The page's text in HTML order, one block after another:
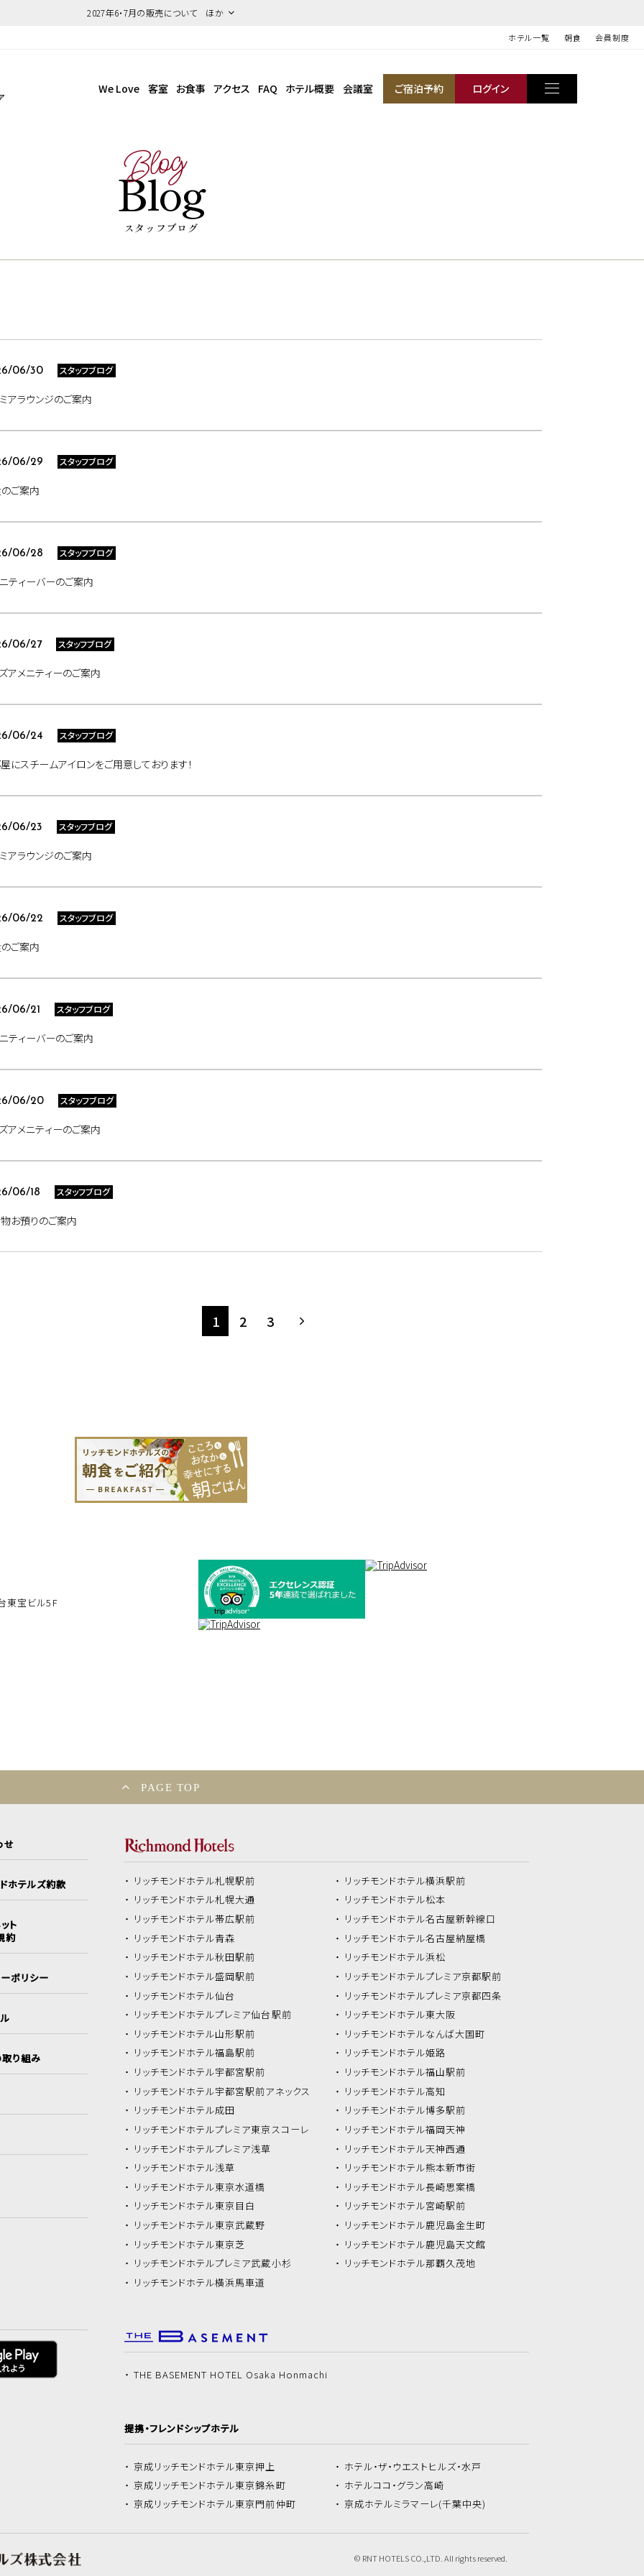
2027年6・7月の販売について ほか
ホテル一覧 朝食 会員制度
We Love 客室 お食事 アクセス FAQ ホテル概要 会議室 ご宿泊予約 ログイン
Blog
Blog
スタッフブログ
06/30 スタッフブログ
アラウンジのご案内
06/29 スタッフブログ
ご案内
06/28 スタッフブログ
ティーバーのご案内
06/27 スタッフブログ
アメニティーのご案内
06/24 スタッフブログ
にスチームアイロンをご用意しております！
06/23 スタッフブログ
アラウンジのご案内
06/22 スタッフブログ
ご案内
06/21 スタッフブログ
ティーバーのご案内
06/20 スタッフブログ
アメニティーのご案内
06/18 スタッフブログ
お預りのご案内
1 2 3
東宝ビル5F
PAGE TOP
せ
ホテルズ約款
ト
約
ポリシー
り組み
リッチモンドホテル札幌駅前
リッチモンドホテル札幌大通
リッチモンドホテル帯広駅前
リッチモンドホテル青森
リッチモンドホテル秋田駅前
リッチモンドホテル盛岡駅前
リッチモンドホテル仙台
リッチモンドホテルプレミア仙台駅前
リッチモンドホテル山形駅前
リッチモンドホテル福島駅前
リッチモンドホテル宇都宮駅前
リッチモンドホテル宇都宮駅前アネックス
リッチモンドホテル成田
リッチモンドホテルプレミア東京スコーレ
リッチモンドホテルプレミア浅草
リッチモンドホテル浅草
リッチモンドホテル東京水道橋
リッチモンドホテル東京目白
リッチモンドホテル東京武蔵野
リッチモンドホテル東京芝
リッチモンドホテルプレミア武蔵小杉
リッチモンドホテル横浜馬車道
リッチモンドホテル横浜駅前
リッチモンドホテル松本
リッチモンドホテル名古屋新幹線口
リッチモンドホテル名古屋納屋橋
リッチモンドホテル浜松
リッチモンドホテルプレミア京都駅前
リッチモンドホテルプレミア京都四条
リッチモンドホテル東大阪
リッチモンドホテルなんば大国町
リッチモンドホテル姫路
リッチモンドホテル福山駅前
リッチモンドホテル高知
リッチモンドホテル博多駅前
リッチモンドホテル福岡天神
リッチモンドホテル天神西通
リッチモンドホテル熊本新市街
リッチモンドホテル長崎思案橋
リッチモンドホテル宮崎駅前
リッチモンドホテル鹿児島金生町
リッチモンドホテル鹿児島天文館
リッチモンドホテル那覇久茂地
THE BASEMENT HOTEL Osaka Honmachi
提携・フレンドシップホテル
京成リッチモンドホテル東京押上 ホテル・ザ・ ウエストヒルズ・水戸
京成リッチモンドホテル東京錦糸町 ホテルココ・グラン高崎
京成リッチモンドホテル東京門前仲町 京成ホテルミラマーレ(千葉中央)
© RNT HOTELS CO.,LTD. All rights reserved.